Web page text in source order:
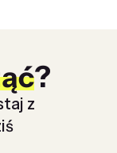
?
z